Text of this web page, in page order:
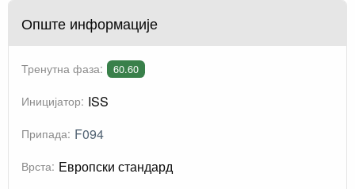
Опште информације
Тренутна фаза: 60.60
Иницијатор: ISS
Припада: F094
Врста: Европски стандард